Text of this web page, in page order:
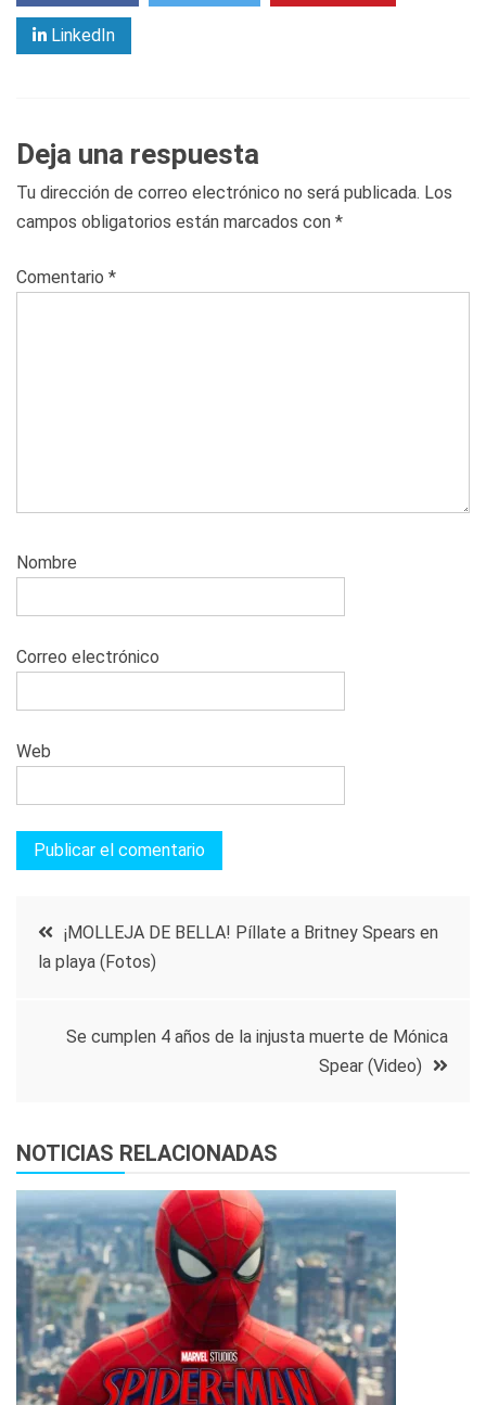
LinkedIn
Deja una respuesta
Tu dirección de correo electrónico no será publicada. Los
campos obligatorios están marcados con *
Comentario *
Nombre
Correo electrónico
Web
Navegación
entradas
¡MOLLEJA DE BELLA! Píllate a Britney Spears en
la playa (Fotos)
Se cumplen 4 años de la injusta muerte de Mónica
Spear (Video)
NOTICIAS RELACIONADAS